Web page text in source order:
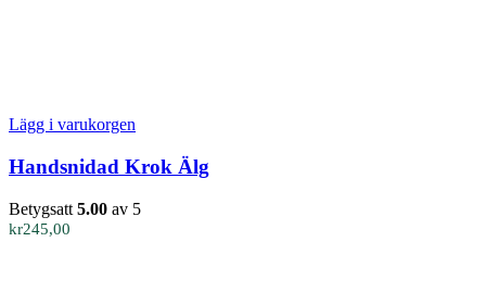
Lägg i varukorgen
Handsnidad Krok Älg
Betygsatt 5.00 av 5
kr245,00